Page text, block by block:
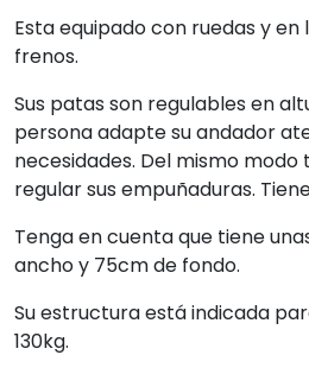
Esta equipado con ruedas y
frenos.
Sus patas son regulables en
persona adapte su andador
necesidades. Del mismo
regular sus empuñaduras.
Tenga en cuenta que tiene
ancho y 75cm de fondo.
Su estructura está indicada
130kg.